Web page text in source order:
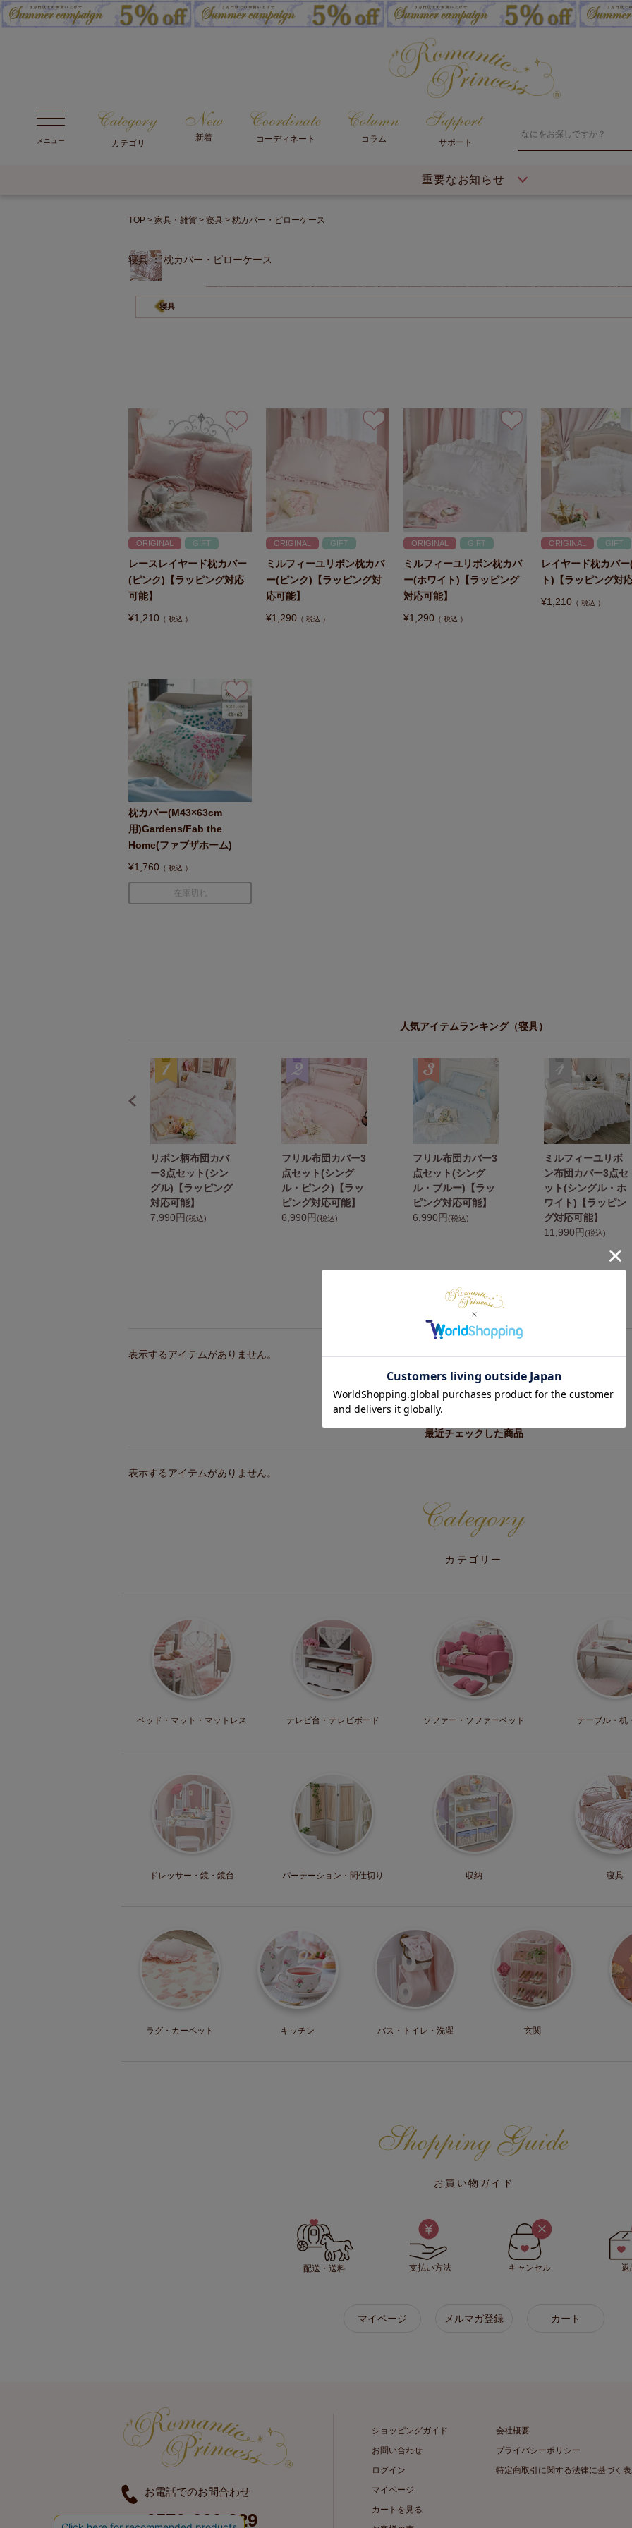
メニュー カテゴリ
新着 コーディネート コラム サポート
重要なお知らせ
TOP 家具・雑貨 寝具 枕カバー・ピローケース
寝具 ： 枕カバー・ピローケース
寝具
ORIGINAL GIFT
レースレイヤード枕カバー
(ピンク)【ラッピング対応
可能】
¥1,210 税込
ORIGINAL GIFT
ミルフィーユリボン枕カバ
ー(ピンク)【ラッピング対
応可能】
¥1,290 税込
ORIGINAL GIFT
ミルフィーユリボン枕カバ
ー(ホワイト)【ラッピング
対応可能】
¥1,290 税込
ORIGINAL GIFT
レイヤード枕カバ
ト)【ラッピング対
¥1,210 税込
枕カバー(M43×63cm
用)Gardens/Fab the
Home(ファブザホーム)
¥1,760 税込
在庫切れ
人気アイテムランキング（寝具）
リボン柄布団カバ
ー3点セット(シン
グル)【ラッピング
対応可能】
7,990円 (税込)
フリル布団カバー3
点セット(シング
ル・ピンク)【ラッ
ピング対応可能】
6,990円 (税込)
フリル布団カバー3
点セット(シング
ル・ブルー)【ラッ
ピング対応可能】
6,990円 (税込)
ミルフィーユリボ
ン布団カバー3点セ
ット(シングル・ホ
ワイト)【ラッピン
グ対応可能】
11,990円 (税込)
あなたにおすすめの商品
表示するアイテムがありません。
最近チェックした商品
表示するアイテムがありません。
カテゴリー
ベッド・マット ・マットレス テレビ台・ テレビボード ソファー・ ソファーベッド テーブル・机
ドレッサー・ 鏡・鏡台 パーテーション・ 間仕切り 収納 寝具
ラグ・ カーペット キッチン バス・トイレ・ 洗濯 玄関
お買い物ガイド
配送・送料 支払い方法 キャンセル 返
マイページ メルマガ登録 カート
お電話でのお問合わせ
0570-666-929
ショッピングガイド
お問い合わせ
ログイン
マイページ
カートを見る
会社概要
プライバシーポリシー
特定商取引に関する法律に基づく